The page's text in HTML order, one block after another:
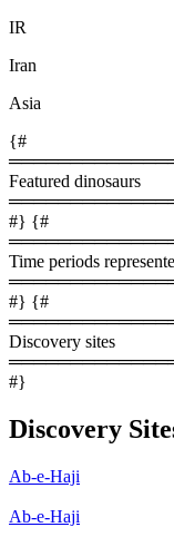
IR
Iran
Asia
{#
Featured dinosaurs
#} {#
Time periods
#} {#
Discovery sites
#}
Discovery
Ab-e-Haji
Ab-e-Haji